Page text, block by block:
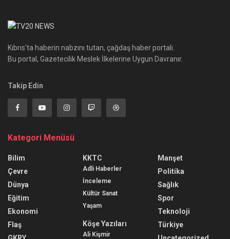
Kıbrıs'ta haberin nabzını tutan, çağdaş haber portalı.
Bu portal, Gazetecilik Meslek İlkelerine Uygun Davranır.
Takip Edin
Kategori Menüsü
Bilim
Çevre
Dünya
Eğitim
Ekonomi
Flaş
KKTC
Adli Haberler
İnceleme
Kültür Sanat
Yaşam
Köşe Yazıları
Ali Kişmir
Manşet
Politika
Sağlık
Spor
Teknoloji
Türkiye